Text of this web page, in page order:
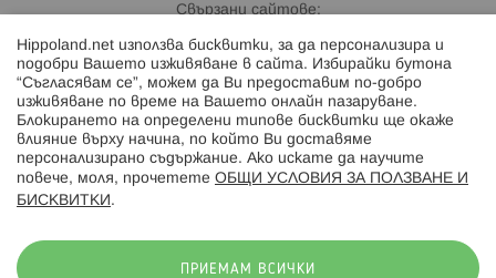
Свързани сайтове:
Hippoland.ro
Последвайте ни:
Hippoland.net използва бисквитки, за да персонализира и
подобри Вашето изживяване в сайта. Избирайки бутона
“Съгласявам се”, можем да Ви предоставим по-добро
изживяване по време на Вашето онлайн пазаруване.
Блокирането на определени типове бисквитки ще окаже
влияние върху начина, по който Ви доставяме
персонализирано съдържание. Ако искате да научите
повече, моля, прочетете ОБЩИ УСЛОВИЯ ЗА ПОЛЗВАНЕ И
БИСКВИТКИ .
ПРИЕМАМ ВСИЧКИ